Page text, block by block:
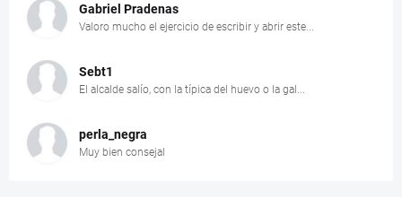
Gabriel Pradenas
Valoro mucho el ejercicio de escribir y abrir este...
Sebt1
El alcalde salío, con la típica del huevo o la gal...
perla_negra
Muy bien consejal